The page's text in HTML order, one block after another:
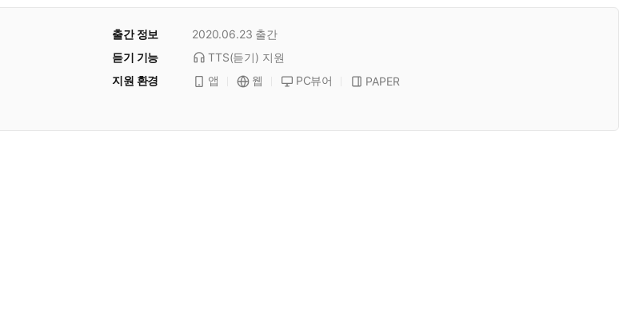
출간 정보 2020.06.23 출간
듣기 기능
TTS(듣기) 지원
지원 환경
앱 웹 PC뷰어 PAPER